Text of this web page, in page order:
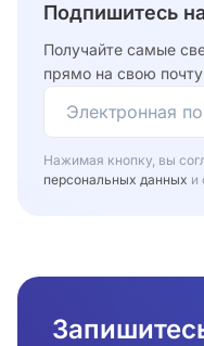
Подпишитесь
Получайте самые
прямо на свою почту
Нажимая кнопку, вы
персональных данных и